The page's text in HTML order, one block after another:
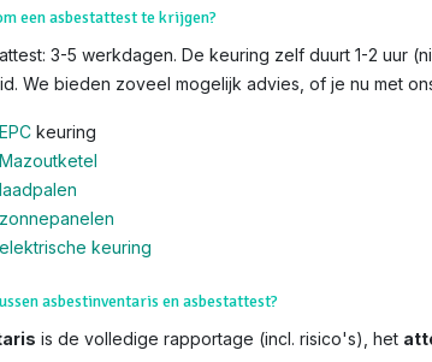
een asbestattest te krijgen?
3-5 werkdagen. De keuring zelf duurt 1-2 uur
We bieden zoveel mogelijk advies, of je nu met
keuring
ektrische keuring
asbestinventaris en asbestattest?
is de volledige rapportage (incl. risico's), het